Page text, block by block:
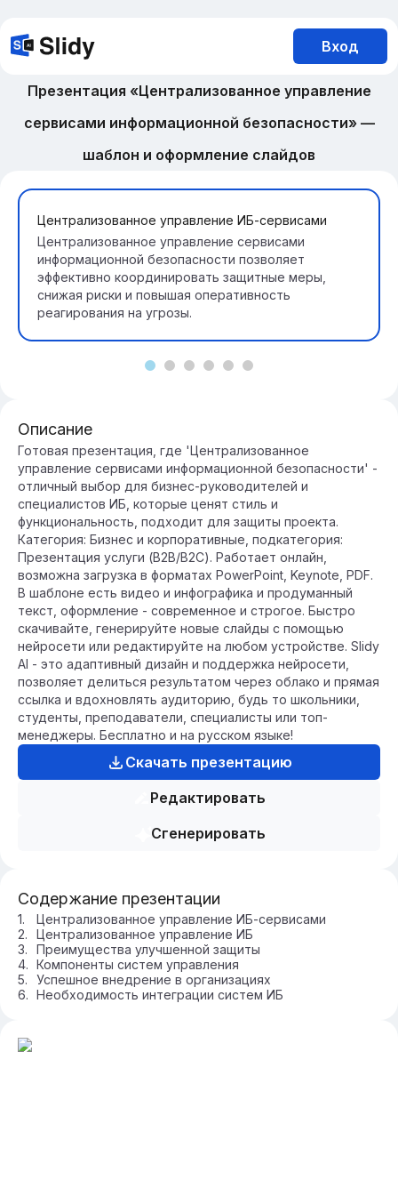
Вход
Презентация «Централизованное управление
сервисами информационной безопасности» —
шаблон и оформление слайдов
Централизованное управление ИБ-сервисами
Централизованное управление сервисами
информационной безопасности позволяет
эффективно координировать защитные меры,
снижая риски и повышая оперативность
реагирования на угрозы.
Описание
Готовая презентация, где 'Централизованное
управление сервисами информационной безопасности' -
отличный выбор для бизнес-руководителей и
специалистов ИБ, которые ценят стиль и
функциональность, подходит для защиты проекта.
Категория: Бизнес и корпоративные, подкатегория:
Презентация услуги (B2B/B2C). Работает онлайн,
возможна загрузка в форматах PowerPoint, Keynote, PDF.
В шаблоне есть видео и инфографика и продуманный
текст, оформление - современное и строгое. Быстро
скачивайте, генерируйте новые слайды с помощью
нейросети или редактируйте на любом устройстве. Slidy
AI - это адаптивный дизайн и поддержка нейросети,
позволяет делиться результатом через облако и прямая
ссылка и вдохновлять аудиторию, будь то школьники,
студенты, преподаватели, специалисты или топ-
менеджеры. Бесплатно и на русском языке!
Скачать презентацию
Редактировать
Сгенерировать
Содержание презентации
Централизованное управление ИБ-сервисами
Централизованное управление ИБ
Преимущества улучшенной защиты
Компоненты систем управления
Успешное внедрение в организациях
Необходимость интеграции систем ИБ